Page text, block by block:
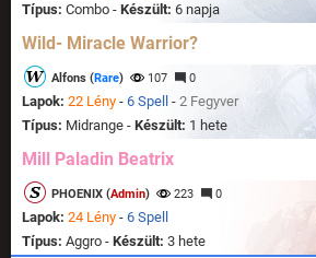
Típus: Combo - Készült: 6 napja
Wild- Miracle Warrior?
Alfons (Rare) 107 0
Lapok: 22 Lény - 6 Spell - 2 Fegyver
Típus: Midrange - Készült: 1 hete
Mill Paladin Beatrix
PHOENIX (Admin) 223 0
Lapok: 24 Lény - 6 Spell
Típus: Aggro - Készült: 3 hete